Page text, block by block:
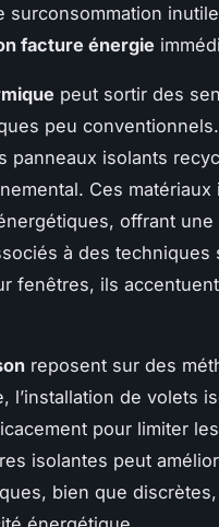
facture énergie
peut sortir des
peu
panneaux isolants
Ces matériaux
offrant
à des techniques
fenêtres, ils
reposent sur des
l’installation de volets
pour limiter
isolantes peut
bien que